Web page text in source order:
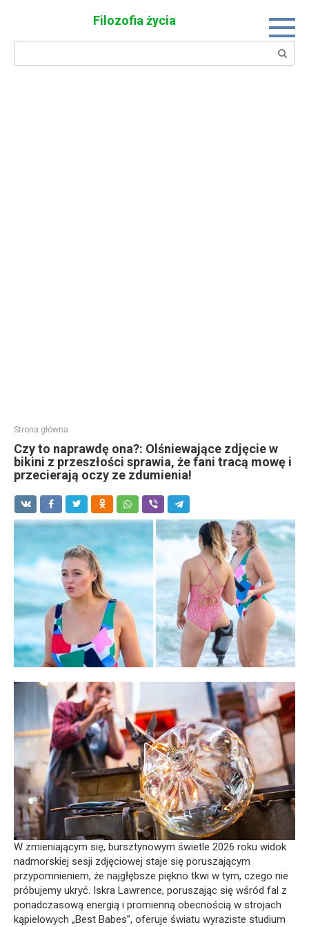
Filozofia życia
Search:
Strona główna
Czy to naprawdę ona?: Olśniewające zdjęcie w
bikini z przeszłości sprawia, że fani tracą mowę i
przecierają oczy ze zdumienia!
W zmieniającym się, bursztynowym świetle 2026 roku widok
nadmorskiej sesji zdjęciowej staje się poruszającym
przypomnieniem, że najgłębsze piękno tkwi w tym, czego nie
próbujemy ukryć. Iskra Lawrence, poruszając się wśród fal z
ponadczasową energią i promienną obecnością w strojach
kąpielowych „Best Babes”, oferuje światu wyraziste studium